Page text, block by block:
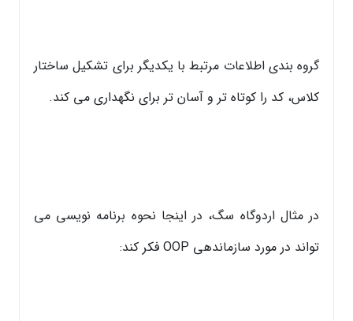
گروه بندی اطلاعات مرتبط با یکدیگر برای تشکیل ساختار
کلاس، کد را کوتاه تر و آسان تر برای نگهداری می کند.
در مثال اردوگاه سگ، در اینجا نحوه برنامه نویسی می
تواند در مورد سازماندهی OOP فکر کند: